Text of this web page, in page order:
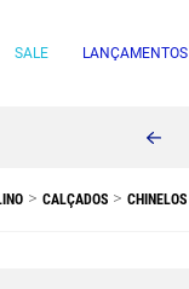
SALE LANÇAMENTOS
CALÇADOS CHINELOS